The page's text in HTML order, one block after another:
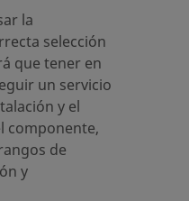
la
selección
que tener en
un servicio
y el
componente,
de
y